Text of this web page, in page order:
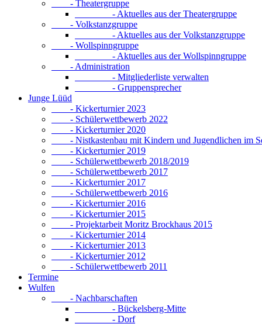
- Theatergruppe
- Aktuelles aus der Theatergruppe
- Volkstanzgruppe
- Aktuelles aus der Volkstanzgruppe
- Wollspinngruppe
- Aktuelles aus der Wollspinngruppe
- Administration
- Mitgliederliste verwalten
- Gruppensprecher
Junge Lüüd
- Kickerturnier 2023
- Schülerwettbewerb 2022
- Kickerturnier 2020
- Nistkastenbau mit Kindern und Jugendlichen im
- Kickerturnier 2019
- Schülerwettbewerb 2018/2019
- Schülerwettbewerb 2017
- Kickerturnier 2017
- Schülerwettbewerb 2016
- Kickerturnier 2016
- Kickerturnier 2015
- Projektarbeit Moritz Brockhaus 2015
- Kickerturnier 2014
- Kickerturnier 2013
- Kickerturnier 2012
- Schülerwettbewerb 2011
Termine
Wulfen
- Nachbarschaften
- Bückelsberg-Mitte
- Dorf